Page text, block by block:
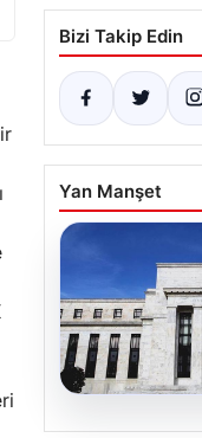
Bizi Takip Edin
Yan Manşet
06.08.2026